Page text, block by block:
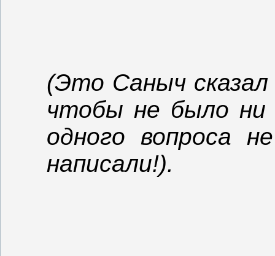
(Это Саныч
чтобы не было ни
одного вопроса
написали!).